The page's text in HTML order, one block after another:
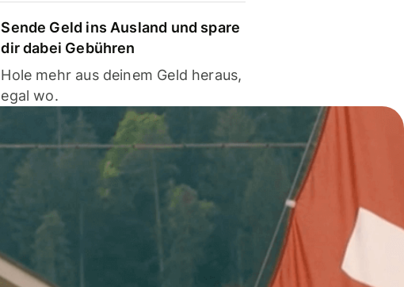
Sende Geld ins Ausland und spare
dir dabei Gebühren
Hole mehr aus deinem Geld heraus,
egal wo.